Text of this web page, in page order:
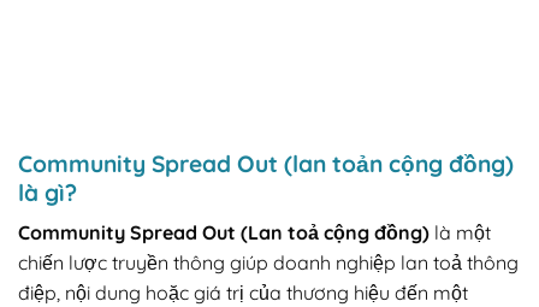
Community Spread Out (lan toản cộng đồng)
là gì?
Community Spread Out (Lan toả cộng đồng) là một
chiến lược truyền thông giúp doanh nghiệp lan toả thông
điệp, nội dung hoặc giá trị của thương hiệu đến một